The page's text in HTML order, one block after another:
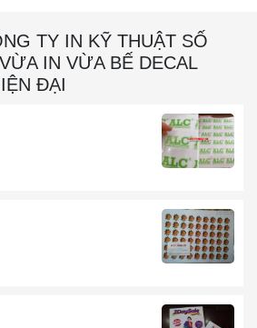
TY IN KỸ THUẬT SỐ
IN VỪA BẾ DECAL
ĐẠI